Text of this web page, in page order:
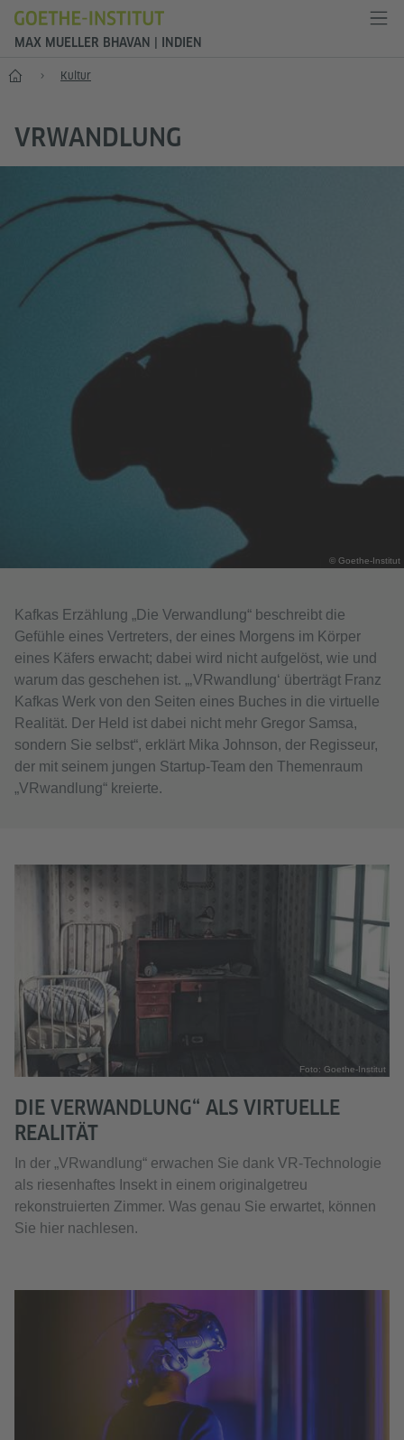
MAX MUELLER BHAVAN | INDIEN
Start Kultur
VRWANDLUNG
© Goethe-Institut
Kafkas Erzählung „Die Verwandlung“ beschreibt die
Gefühle eines Vertreters, der eines Morgens im Körper
eines Käfers erwacht; dabei wird nicht aufgelöst, wie und
warum das geschehen ist. „‚VRwandlung‘ überträgt Franz
Kafkas Werk von den Seiten eines Buches in die virtuelle
Realität. Der Held ist dabei nicht mehr Gregor Samsa,
sondern Sie selbst“, erklärt Mika Johnson, der Regisseur,
der mit seinem jungen Startup-Team den Themenraum
„VRwandlung“ kreierte.
Foto: Goethe-Institut
DIE VERWANDLUNG“ ALS VIRTUELLE
REALITÄT
In der „VRwandlung“ erwachen Sie dank VR-Technologie
als riesenhaftes Insekt in einem originalgetreu
rekonstruierten Zimmer. Was genau Sie erwartet, können
Sie hier nachlesen.